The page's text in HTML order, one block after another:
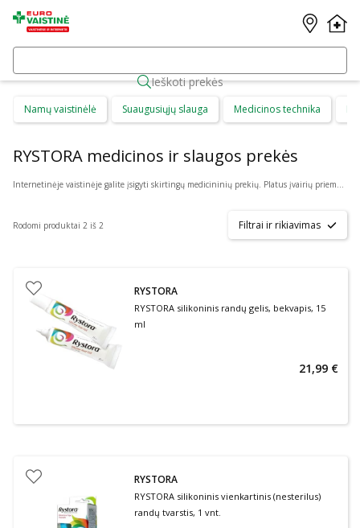
Ieškoti prekės
Namų vaistinėlė Suaugusiųjų slauga Medicinos technika
RYSTORA medicinos ir slaugos prekės
Internetinėje vaistinėje galite įsigyti skirtingų medicininių prekių. Platus įvairių priemonių ir technikos pasirinkimas leis visiems pirkėjams lengviau rasti tai, ko jie ieško. Šioje prekių kategorijoje yra daugybė skirtingų medicinos priemonių ir priedų, pradedant specialiais kremais ir pleistrais, baigiant kapsulėmis ar drėkinančiais akių lašais. Jeigu jums sunku apsispręsti, kurie produktai būtų geriausias ar tinkamiausias pasirinkimas, mūsų konsultantai gali jums patarti nuotoliniu būdu: internetu aktyviame pokalbio lange, el. paštu ar telefonu.
Rodomi produktai 2 iš 2 Filtrai ir rikiavimas
RYSTORA
RYSTORA silikoninis randų gelis, bekvapis, 15
ml
21,99 €
RYSTORA
RYSTORA silikoninis vienkartinis (nesterilus)
randų tvarstis, 1 vnt.